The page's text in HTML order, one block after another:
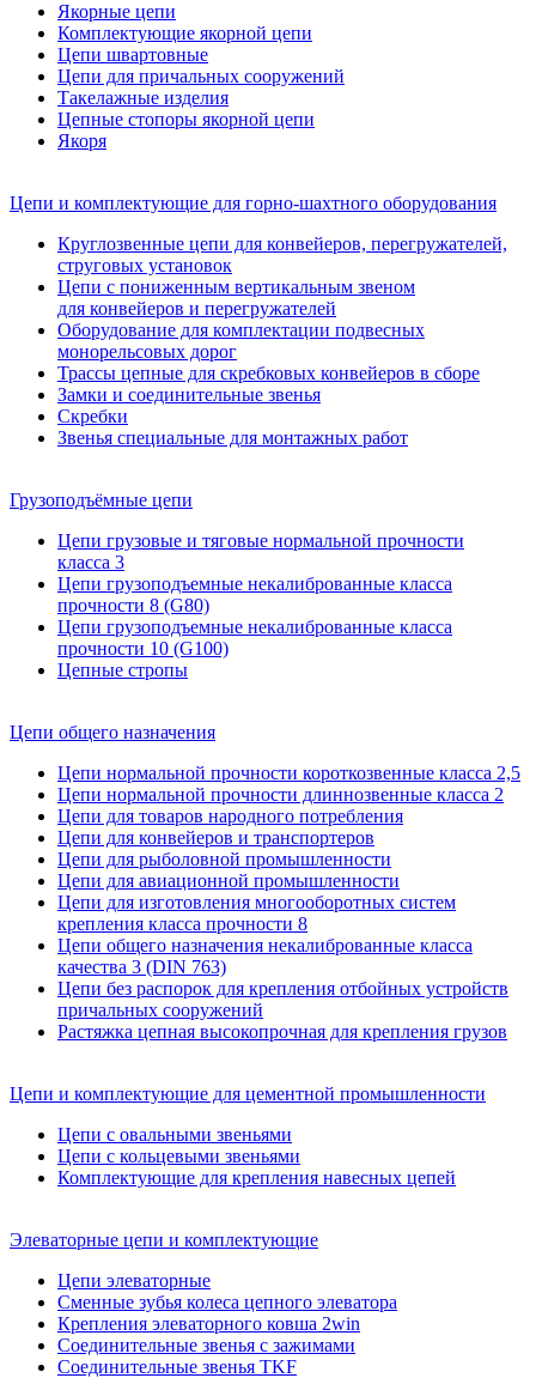
Якорные цепи
Комплектующие якорной цепи
Цепи швартовные
Цепи для причальных сооружений
Такелажные изделия
Цепные стопоры якорной цепи
Якоря
Цепи и комплектующие для горно-шахтного оборудования
Круглозвенные цепи для конвейеров, перегружателей,
струговых установок
Цепи с пониженным вертикальным звеном
для конвейеров и перегружателей
Оборудование для комплектации подвесных
монорельсовых дорог
Трассы цепные для скребковых конвейеров в сборе
Замки и соединительные звенья
Скребки
Звенья специальные для монтажных работ
Грузоподъёмные цепи
Цепи грузовые и тяговые нормальной прочности
класса 3
Цепи грузоподъемные некалиброванные класса
прочности 8 (G80)
Цепи грузоподъемные некалиброванные класса
прочности 10 (G100)
Цепные стропы
Цепи общего назначения
Цепи нормальной прочности короткозвенные класса 2,5
Цепи нормальной прочности длиннозвенные класса 2
Цепи для товаров народного потребления
Цепи для конвейеров и транспортеров
Цепи для рыболовной промышленности
Цепи для авиационной промышленности
Цепи для изготовления многооборотных систем
крепления класса прочности 8
Цепи общего назначения некалиброванные класса
качества 3 (DIN 763)
Цепи без распорок для крепления отбойных устройств
причальных сооружений
Растяжка цепная высокопрочная для крепления грузов
Цепи и комплектующие для цементной промышленности
Цепи с овальными звеньями
Цепи с кольцевыми звеньями
Комплектующие для крепления навесных цепей
Элеваторные цепи и комплектующие
Цепи элеваторные
Сменные зубья колеса цепного элеватора
Крепления элеваторного ковша 2win
Соединительные звенья с зажимами
Соединительные звенья TKF